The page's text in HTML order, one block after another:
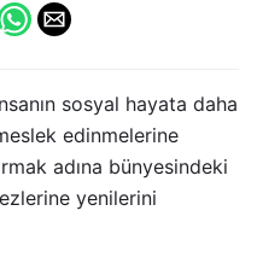
sosyal hayata daha
edinmelerine
adına bünyesindeki
yenilerini